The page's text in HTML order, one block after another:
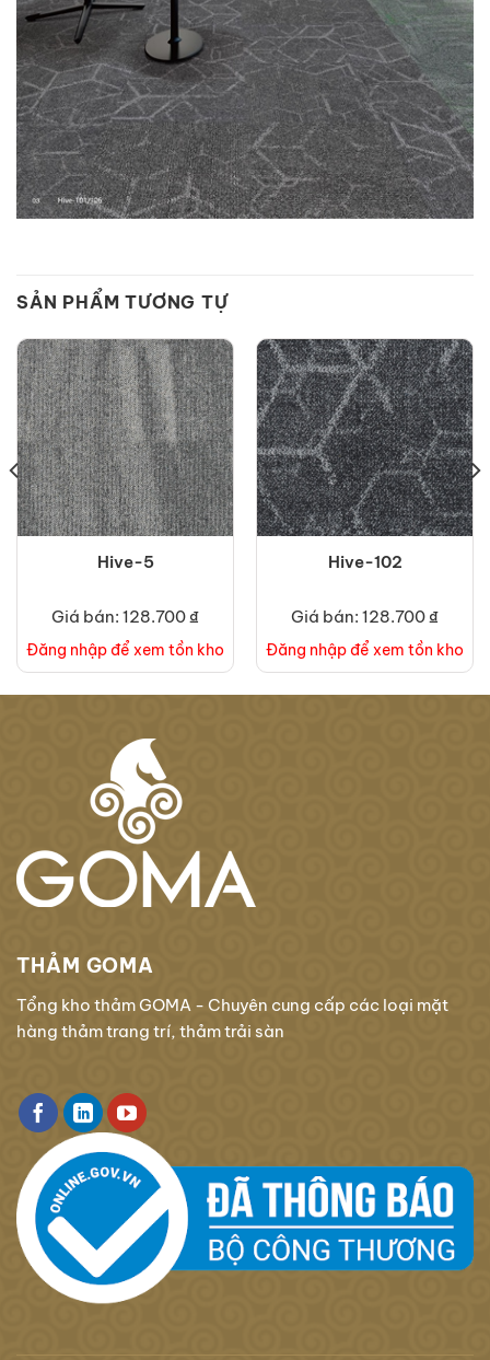
SẢN PHẨM TƯƠNG TỰ
Hive-5
Giá bán: 128.700 ₫
Đăng nhập để xem tồn kho
Hive-102
Giá bán: 128.700 ₫
Đăng nhập để xem tồn kho
THẢM GOMA
Tổng kho thảm GOMA - Chuyên cung cấp các loại mặt
hàng thảm trang trí, thảm trải sàn